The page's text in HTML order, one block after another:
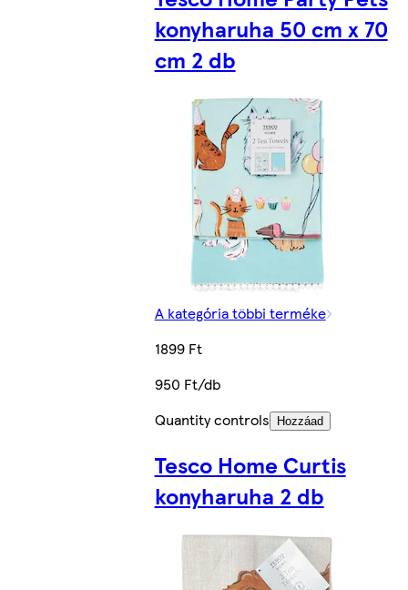
konyharuha 50 cm x 70
cm 2 db
A kategória többi terméke
1899 Ft
950 Ft/db
Quantity controls
Hozzáad
Tesco Home Curtis
konyharuha 2 db